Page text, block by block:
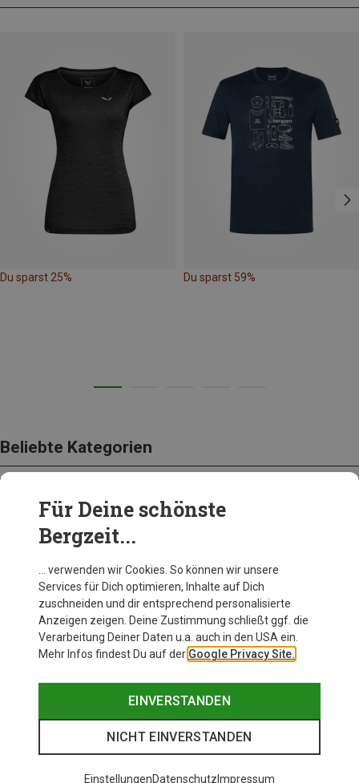
Du sparst 25% Du sparst 59%
Beliebte Kategorien
BEKLEIDUNG
Für Deine schönste
Bergzeit...
… verwenden wir Cookies. So können wir unsere
Services für Dich optimieren, Inhalte auf Dich
zuschneiden und dir entsprechend personalisierte
Anzeigen zeigen. Deine Zustimmung schließt ggf. die
Verarbeitung Deiner Daten u.a. auch in den USA ein.
Mehr Infos findest Du auf der Google Privacy Site.
EINVERSTANDEN
NICHT EINVERSTANDEN
EinstellungenDatenschutz Impressum